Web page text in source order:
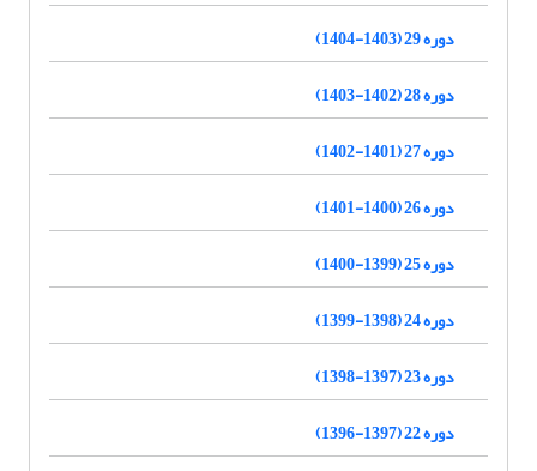
دوره 29 (1403-1404)
دوره 28 (1402-1403)
دوره 27 (1401-1402)
دوره 26 (1400-1401)
دوره 25 (1399-1400)
دوره 24 (1398-1399)
دوره 23 (1397-1398)
دوره 22 (1397-1396)